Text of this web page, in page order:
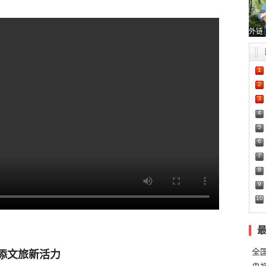
文旅新活力
外链
1
2
3
4
5
6
7
8
9
10
全